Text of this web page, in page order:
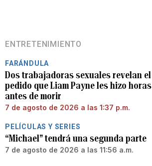
ENTRETENIMIENTO
FARÁNDULA
Dos trabajadoras sexuales revelan el
pedido que Liam Payne les hizo horas
antes de morir
7 de agosto de 2026 a las 1:37 p.m.
PELÍCULAS Y SERIES
“Michael” tendrá una segunda parte
7 de agosto de 2026 a las 11:56 a.m.